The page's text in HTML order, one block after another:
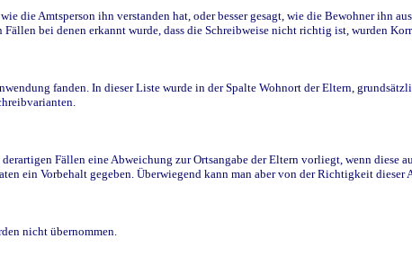
Amtsperson ihn verstanden hat, oder besser gesagt, wie die Bewohner ihn
bei denen erkannt wurde, dass die Schreibweise nicht richtig ist, wurden
fanden. In dieser Liste wurde in der Spalte Wohnort der Eltern,
Fällen eine Abweichung zur Ortsangabe der Eltern vorliegt, wenn diese
ein Vorbehalt gegeben. Überwiegend kann man aber von der Richtigkeit dieser
nicht übernommen.